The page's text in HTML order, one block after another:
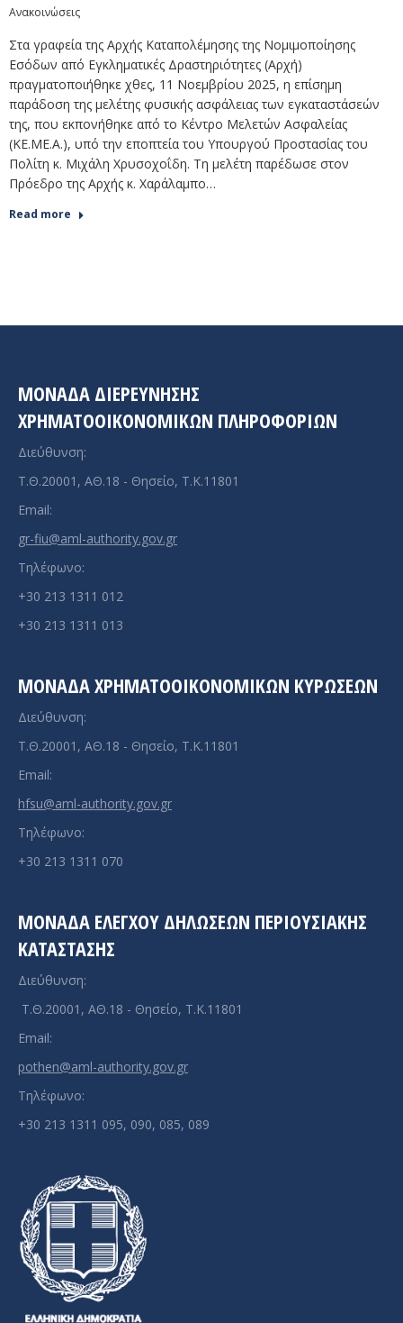
Ανακοινώσεις
Στα γραφεία της Αρχής Καταπολέμησης της Νομιμοποίησης
Εσόδων από Εγκληματικές Δραστηριότητες (Αρχή)
πραγματοποιήθηκε χθες, 11 Νοεμβρίου 2025, η επίσημη
παράδοση της μελέτης φυσικής ασφάλειας των εγκαταστάσεών
της, που εκπονήθηκε από το Κέντρο Μελετών Ασφαλείας
(ΚΕ.ΜΕ.Α.), υπό την εποπτεία του Υπουργού Προστασίας του
Πολίτη κ. Μιχάλη Χρυσοχοΐδη. Τη μελέτη παρέδωσε στον
Πρόεδρο της Αρχής κ. Χαράλαμπο…
Read more
ΜΟΝΑΔΑ ΔΙΕΡΕΥΝΗΣΗΣ
ΧΡΗΜΑΤΟΟΙΚΟΝΟΜΙΚΩΝ ΠΛΗΡΟΦΟΡΙΩΝ
Διεύθυνση:
Τ.Θ.20001, ΑΘ.18 - Θησείο, Τ.Κ.11801
Email:
gr-fiu@aml-authority.gov.gr
Τηλέφωνο:
+30 213 1311 012
+30 213 1311 013
ΜΟΝΆΔΑ ΧΡΗΜΑΤΟΟΙΚΟΝΟΜΙΚΏΝ ΚΥΡΏΣΕΩΝ
Διεύθυνση:
Τ.Θ.20001, ΑΘ.18 - Θησείο, Τ.Κ.11801
Email:
hfsu@aml-authority.gov.gr
Τηλέφωνο:
+30 213 1311 070
ΜΟΝΆΔΑ ΕΛΈΓΧΟΥ ΔΗΛΏΣΕΩΝ ΠΕΡΙΟΥΣΙΑΚΉΣ
ΚΑΤΆΣΤΑΣΗΣ
Διεύθυνση:
Τ.Θ.20001, ΑΘ.18 - Θησείο, Τ.Κ.11801
Email:
pothen@aml-authority.gov.gr
Τηλέφωνο:
+30 213 1311 095, 090, 085, 089